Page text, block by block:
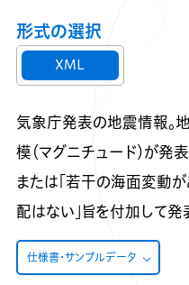
形式の選択
XML
気象庁発表の地震情報。
模（マグニチュード）が発
または「若干の海面変動
配はない」旨を付加して発
仕様書・サンプルデータ